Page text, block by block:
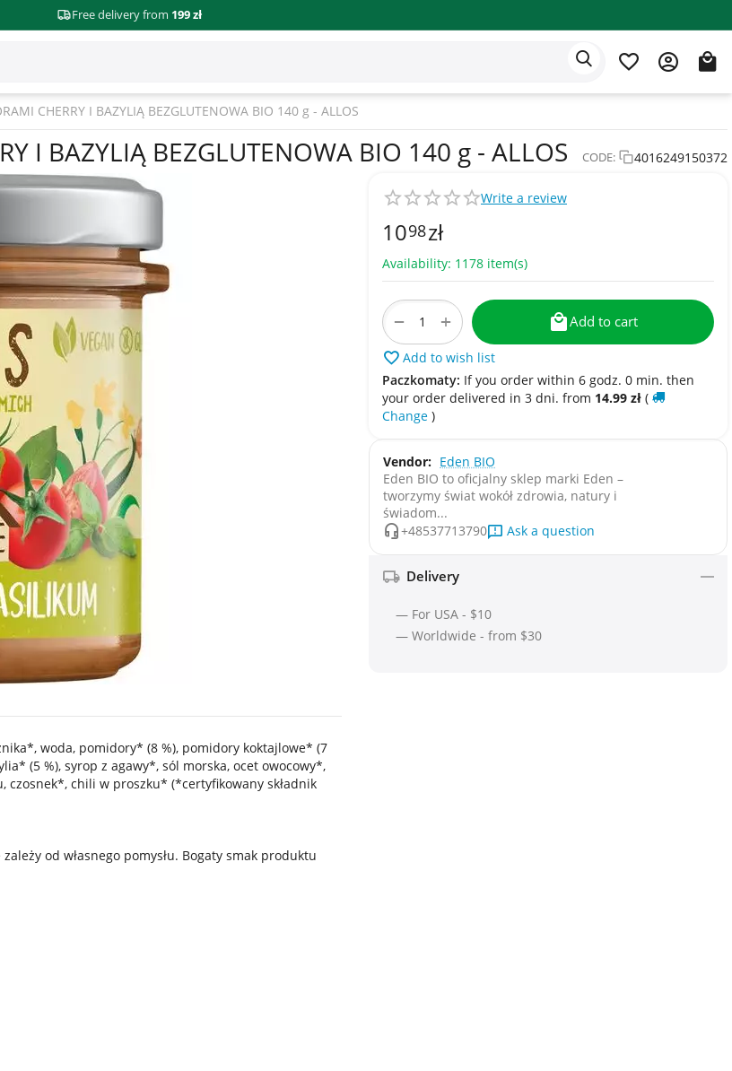
Free delivery from 199 zł
CHERRY I BAZYLIĄ BEZGLUTENOWA BIO 140 g - ALLOS
I BAZYLIĄ BEZGLUTENOWA BIO 140 g - ALLOS CODE: 4016249150372
Write a review
1098zł
Availability: 1178 item(s)
+
− Add to cart
Add to wish list
Paczkomaty: If you order within 6 godz. 0 min. then
your order delivered in 3 dni. from 14.99 zł (
Change )
Vendor: Eden BIO
Eden BIO to oficjalny sklep marki Eden –
tworzymy świat wokół zdrowia, natury i
świadom...
+48537713790
Ask a question
Delivery
— For USA - $10
— Worldwide - from $30
woda, pomidory* (8 %), pomidory koktajlowe* (7
(5 %), syrop z agawy*, sól morska, ocet owocowy*,
czosnek*, chili w proszku* (*certyfikowany składnik
od własnego pomysłu. Bogaty smak produktu